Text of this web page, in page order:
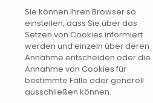
Sie können Ihren Browser so
einstellen, dass Sie über das
Setzen von Cookies informiert
werden und einzeln über deren
Annahme entscheiden oder die
Annahme von Cookies für
bestimmte Fälle oder generell
ausschließen können.